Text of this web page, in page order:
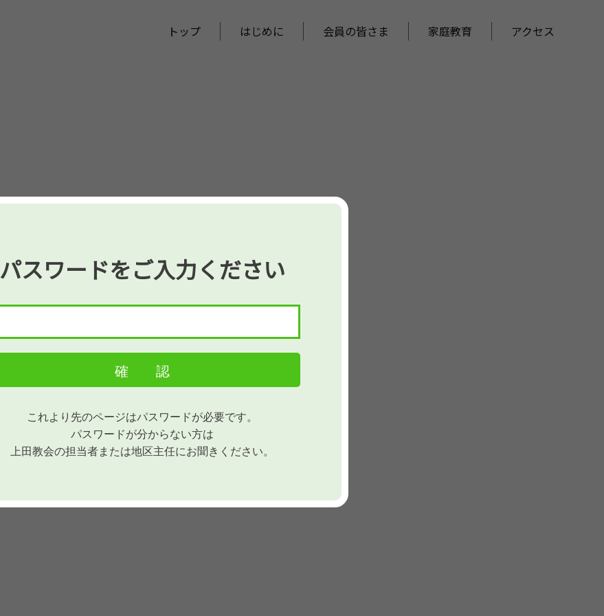
トップ はじめに 会員の皆さま 家庭教育 アクセス
パスワードをご入力ください
これより先のページはパスワードが必要です。
パスワードが分からない方は
上田教会の担当者または地区主任にお聞きください。